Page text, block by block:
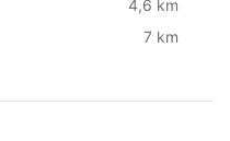
4,6 km
7 km